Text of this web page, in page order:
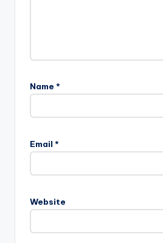
Name *
Email *
Website